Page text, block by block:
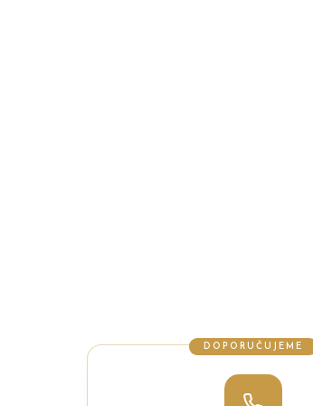
DOPORUČUJEME